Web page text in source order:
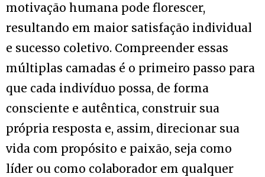
motivação humana pode florescer,
resultando em maior satisfação individual
e sucesso coletivo. Compreender essas
múltiplas camadas é o primeiro passo para
que cada indivíduo possa, de forma
consciente e autêntica, construir sua
própria resposta e, assim, direcionar sua
vida com propósito e paixão, seja como
líder ou como colaborador em qualquer